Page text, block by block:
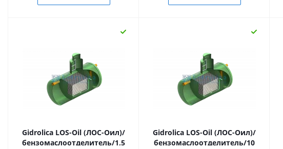
Gidrolica LOS-Oil (ЛОС-Оил)/
бензомаслоотделитель/1,5
Gidrolica LOS-Oil (ЛОС-Оил)/
бензомаслоотделитель/10